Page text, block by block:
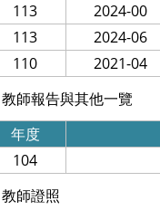
113
2024-00
113
2024-06
110
2021-04
教師報告與其他一覽
年度
104
教師證照